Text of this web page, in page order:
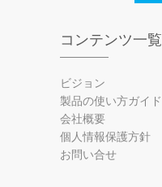
コンテンツ一覧
ビジョン
製品の使い方ガイド
会社概要
個人情報保護方針
お問い合せ